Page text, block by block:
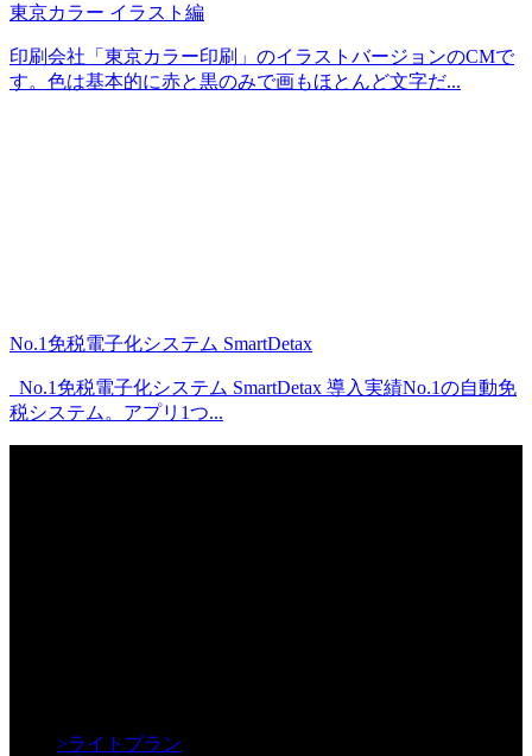
東京カラー イラスト編
印刷会社「東京カラー印刷」のイラストバージョンのCMで
す。色は基本的に赤と黒のみで画もほとんど文字だ...
No.1免税電子化システム SmartDetax
No.1免税電子化システム SmartDetax 導入実績No.1の自動免
税システム。アプリ1つ...
>ライトプラン